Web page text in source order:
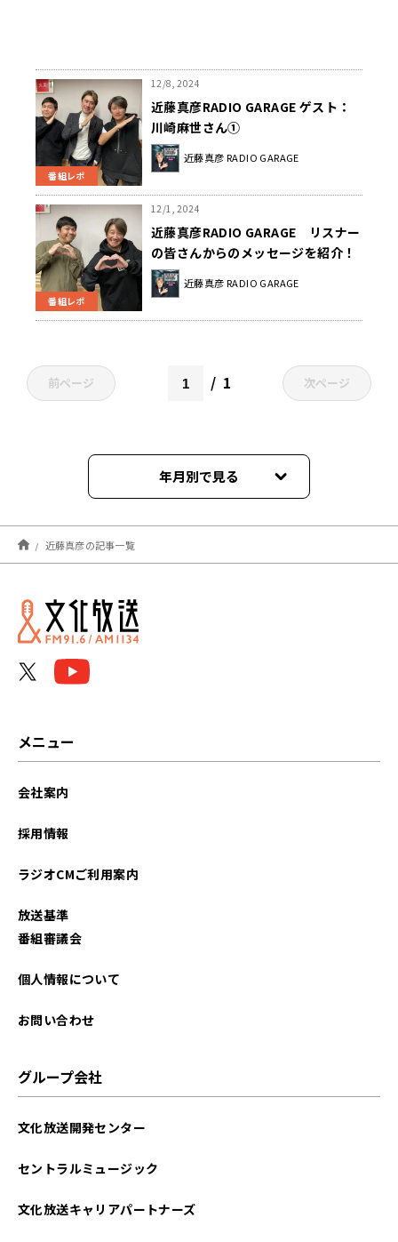
番組レポ
12/8, 2024
近藤真彦RADIO GARAGE ゲスト：
川崎麻世さん①
近藤真彦 RADIO GARAGE
番組レポ
12/1, 2024
近藤真彦RADIO GARAGE リスナー
の皆さんからのメッセージを紹介！
近藤真彦 RADIO GARAGE
前ページ 1 次ページ
年月別で見る
2026年08月
2026年07月
2026年06月
2025年09月
2025年06月
近藤真彦の記事一覧
メニュー
会社案内
採用情報
ラジオCMご利用案内
放送基準
番組審議会
個人情報について
お問い合わせ
グループ会社
文化放送開発センター
セントラルミュージック
文化放送キャリアパートナーズ